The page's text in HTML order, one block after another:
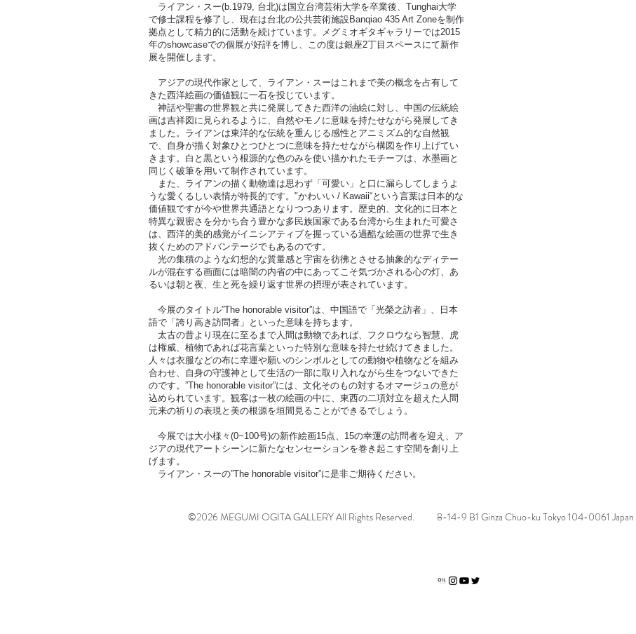
ライアン・スー(b.1979, 台北)は国立台湾芸術大学を卒業後、Tunghai大学
で修士課程を修了し、現在は台北の公共芸術施設Banqiao 435 Art Zoneを制作
拠点として精力的に活動を続けています。メグミオギタギャラリーでは2015
年のshowcaseでの個展が好評を博し、この度は銀座2丁目スペースにて新作
展を開催します。
アジアの現代作家として、ライアン・スーはこれまで美の概念を占有して
きた西洋絵画の価値観に一石を投じています。
神話や聖書の世界観と共に発展してきた西洋の油絵に対し、中国の伝統絵
画は吉祥図に見られるように、自然やモノに意味を持たせながら発展してき
ました。ライアンは東洋的な伝統を重んじる感性とアニミズム的な自然観
で、自身が描く対象ひとつひとつに意味を持たせながら構図を作り上げてい
きます。白と黒という根源的な色のみを使い描かれたモチーフは、水墨画と
同じく破筆を用いて制作されています。
また、ライアンの描く動物達は思わず「可愛い」と口に漏らしてしまうよ
うな愛くるしい表情が特長的です。"かわいい / Kawaii“という言葉は日本的な
価値観ですが今や世界共通語となりつつあります。歴史的、文化的に日本と
特異な親密さを分かち合う豊かな多民族国家である台湾から生まれた可愛さ
は、西洋的美的感覚がイニシアティブを握っている過酷な絵画の世界で生き
抜くためのアドバンテージでもあるのです。
光の集積のような幻想的な質量感と宇宙を彷彿とさせる抽象的なディテー
ルが混在する画面には暗闇の内省の中にあってこそ気づかされる心の灯、あ
るいは朝と夜、生と死を繰り返す世界の摂理が表されています。
今展のタイトル”The honorable visitor”は、中国語で「光榮之訪者」、日本
語で「誇り高き訪問者」といった意味を持ちます。
太古の昔より現在に至るまで人間は動物であれば、フクロウなら智慧、虎
は権威、植物であれば花言葉といった特別な意味を持たせ続けてきました。
人々は衣服などの布に幸運や願いのシンボルとしての動物や植物などを組み
合わせ、自身の守護神として生活の一部に取り入れながら生をつないできた
のです。”The honorable visitor”には、文化そのもの対するオマージュの意が
込められています。観客は一枚の絵画の中に、東西の二項対立を超えた人間
元来の祈りの表現と美の根源を垣間見ることができるでしょう。
今展では大小様々(0~100号)の新作絵画15点、15の幸運の訪問者を迎え、ア
ジアの現代アートシーンに新たなセンセーションを巻き起こす空間を創り上
げます。
ライアン・スーの”The honorable visitor”に是非ご期待ください。
©2026 MEGUMI OGITA GALLERY All Rights Reserved. 8-14-9 B1 Ginza Chuo-ku Tokyo 104-0061 Japan